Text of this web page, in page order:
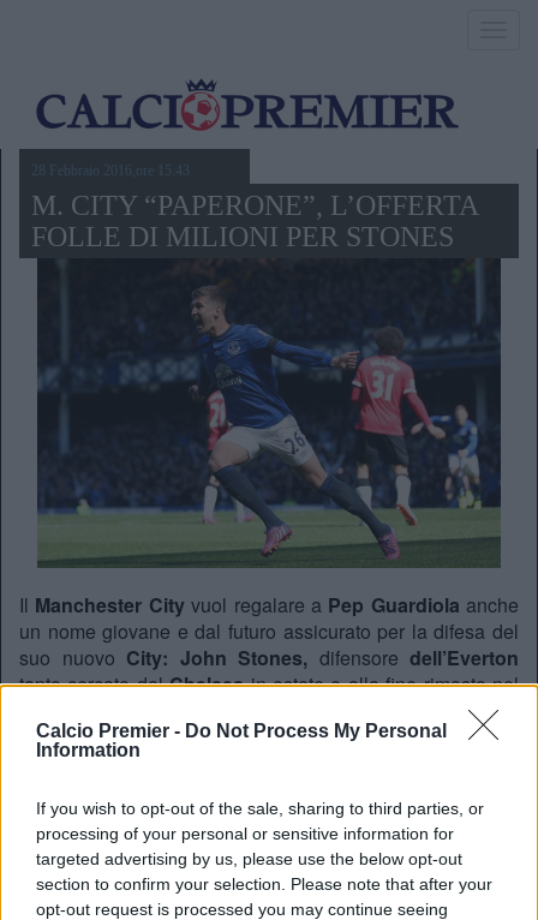
Calcio Premier - Do Not Process My Personal
Information
If you wish to opt-out of the sale, sharing to third parties, or
processing of your personal or sensitive information for
targeted advertising by us, please use the below opt-out
section to confirm your selection. Please note that after your
opt-out request is processed you may continue seeing
28 Febbraio 2016,ore 15.43
M. CITY “PAPERONE”, L’OFFERTA
FOLLE DI MILIONI PER STONES
Il Manchester Cityvuol regalare a Pep Guardiola anche
un nome giovane e dal futuro assicurato per la difesa del
suo nuovo City: John Stones, difensore dell’Everton
tanto cercato dalChelseain estate e alla fine rimasto nel
Manchester Cityperò
non avrebbe intenzione di trattare per mesi con offerte e
contro-offerte come il
aggiudicarsi il talentodell’Everton.Una mossa di mercato
già visto nelle precedenti stagioni con ilManchester City
disposto a stra pagare un giocatore pur di averlo…